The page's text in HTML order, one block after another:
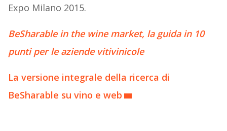
Expo Milano 2015.
BeSharable in the wine market, la guida in 10
punti per le aziende vitivinicole
La versione integrale della ricerca di
BeSharable su vino e web